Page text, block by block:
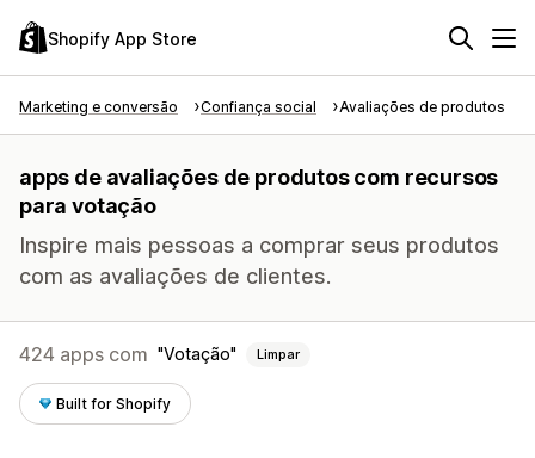
Shopify App Store
Marketing e conversão Confiança social Avaliações de produtos
apps de avaliações de produtos com recursos
para votação
Inspire mais pessoas a comprar seus produtos
com as avaliações de clientes.
424 apps com Votação Limpar
Built for Shopify